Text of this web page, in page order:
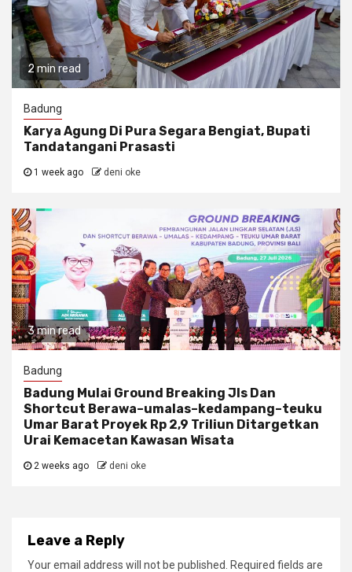
2 min read
Badung
Karya Agung Di Pura Segara Bengiat, Bupati
Tandatangani Prasasti
1 week ago deni oke
3 min read
Badung
Badung Mulai Ground Breaking Jls Dan
Shortcut Berawa–umalas–kedampang–teuku
Umar Barat Proyek Rp 2,9 Triliun Ditargetkan
Urai Kemacetan Kawasan Wisata
2 weeks ago deni oke
Leave a Reply
Your email address will not be published.
Required fields are